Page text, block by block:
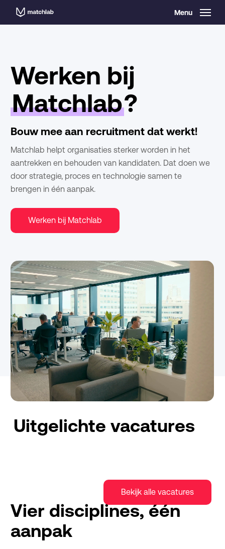
Menu
Werken bij
Matchlab?
Bouw mee aan recruitment dat werkt!
Matchlab helpt organisaties sterker worden in het
aantrekken en behouden van kandidaten. Dat doen we
door strategie, proces en technologie samen te
brengen in één aanpak.
Werken bij Matchlab
Uitgelichte vacatures
Bekijk alle vacatures
Vier disciplines, één
aanpak